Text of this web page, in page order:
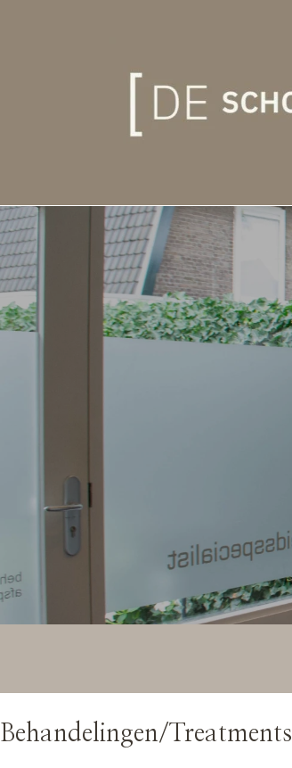
Behandelingen/Treatments